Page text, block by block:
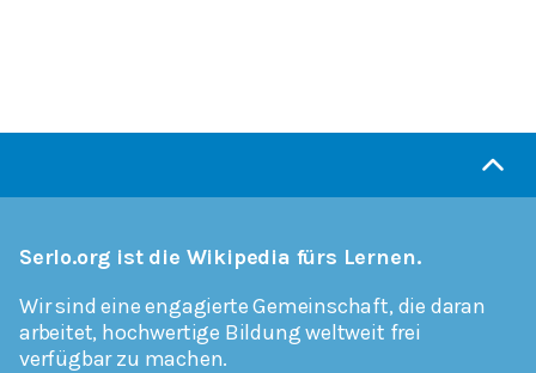
Serlo.org ist die Wikipedia fürs Lernen.
Wir sind eine engagierte Gemeinschaft, die daran
arbeitet, hochwertige Bildung weltweit frei
verfügbar zu machen.